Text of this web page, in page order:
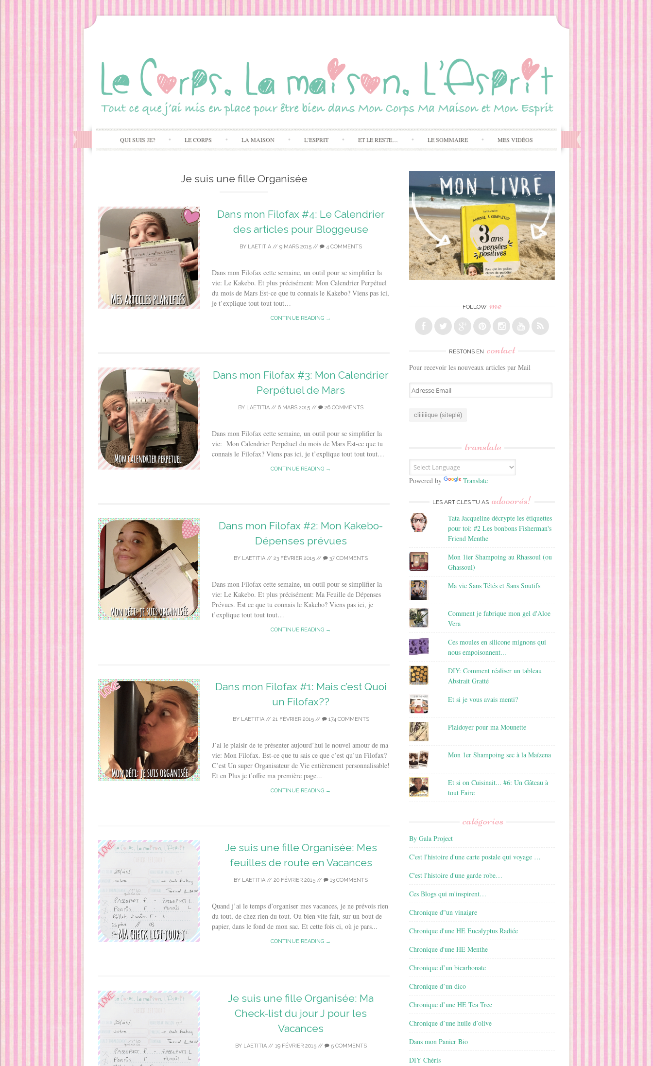
QUI SUIS JE? LE CORPS LA MAISON L’ESPRIT ET LE RESTE… LE SOMMAIRE MES VIDÉOS
Je suis une fille Organisée
Dans mon Filofax #4: Le Calendrier
des articles pour Bloggeuse
BY LAETITIA // 9 MARS 2015 // 4 COMMENTS
Dans mon Filofax cette semaine, un outil pour se simplifier la
vie: Le Kakebo. Et plus précisément: Mon Calendrier Perpétuel
du mois de Mars Est-ce que tu connais le Kakebo? Viens pas ici,
je t’explique tout tout tout…
CONTINUE READING →
Dans mon Filofax #3: Mon Calendrier
Perpétuel de Mars
BY LAETITIA // 6 MARS 2015 // 26 COMMENTS
Dans mon Filofax cette semaine, un outil pour se simplifier la
vie: Mon Calendrier Perpétuel du mois de Mars Est-ce que tu
connais le Filofax? Viens pas ici, je t’explique tout tout tout…
CONTINUE READING →
Dans mon Filofax #2: Mon Kakebo-
Dépenses prévues
BY LAETITIA // 23 FÉVRIER 2015 // 37 COMMENTS
Dans mon Filofax cette semaine, un outil pour se simplifier la
vie: Le Kakebo. Et plus précisément: Ma Feuille de Dépenses
Prévues. Est ce que tu connais le Kakebo? Viens pas ici, je
t’explique tout tout tout…
CONTINUE READING →
Dans mon Filofax #1: Mais c’est Quoi
un Filofax??
BY LAETITIA// 21 FÉVRIER 2015// 174 COMMENTS
J’ai le plaisir de te présenter aujourd’hui le nouvel amour de ma
vie: Mon Filofax. Est-ce que tu sais ce que c’est qu’un Filofax?
C’est Un super Organisateur de Vie entièrement personnalisable!
Et en Plus je t’offre ma première page...
CONTINUE READING →
Je suis une fille Organisée: Mes
feuilles de route en Vacances
BY LAETITIA // 20 FÉVRIER 2015 // 13 COMMENTS
Quand j’ai le temps d’organiser mes vacances, je ne prévois rien
du tout, de chez rien du tout. Ou bien vite fait, sur un bout de
papier, dans le fond de mon sac. Et cette fois ci, où je pars...
CONTINUE READING →
Je suis une fille Organisée: Ma
Check-list du jour J pour les
Vacances
BY LAETITIA// 19 FÉVRIER 2015// 5 COMMENTS
FOLLOW me
RESTONS EN contact
Pour recevoir les nouveaux articles par Mail
A
d
E
m
a
translate
Powered by Translate
LES ARTICLES TU AS adooorés!
Tata Jacqueline décrypte les étiquettes
pour toi: #2 Les bonbons Fisherman's
Friend Menthe
Mon 1ier Shampoing au Rhassoul (ou
Ghassoul)
Ma vie Sans Tétés et Sans Soutifs
Comment je fabrique mon gel d'Aloe
Vera
Ces moules en silicone mignons qui
nous empoisonnent...
DIY: Comment réaliser un tableau
Abstrait Gratté
Et si je vous avais menti?
Plaidoyer pour ma Mounette
Mon 1er Shampoing sec à la Maïzena
Et si on Cuisinait... #6: Un Gâteau à
tout Faire
catégories
By Gala Project
C'est l'histoire d'une carte postale qui voyage …
C'est l'histoire d'une garde robe…
Ces Blogs qui m'inspirent…
Chronique d"un vinaigre
Chronique d'une HE Eucalyptus Radiée
Chronique d'une HE Menthe
Chronique d’un bicarbonate
Chronique d’un dico
Chronique d’une HE Tea Tree
Chronique d’une huile d’olive
Dans mon Panier Bio
DIY Chéris